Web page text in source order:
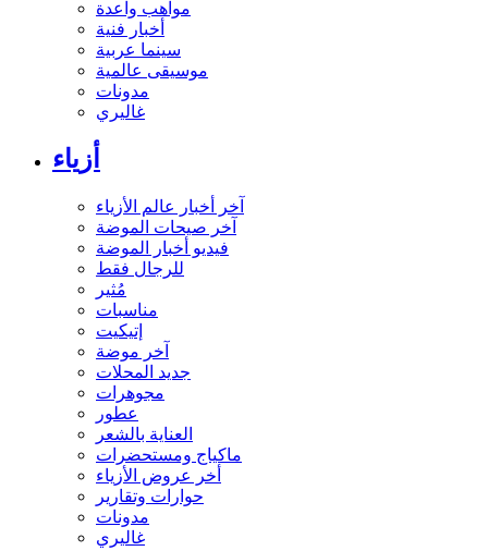
مواهب واعدة
أخبار فنية
سينما عربية
موسيقى عالمية
مدونات
غاليري
أزياء
آخر أخبار عالم الأزياء
آخر صيحات الموضة
فيديو أخبار الموضة
للرجال فقط
مُثير
مناسبات
إتيكيت
آخر موضة
جديد المحلات
مجوهرات
عطور
العناية بالشعر
ماكياج ومستحضرات
أخر عروض الأزياء
حوارات وتقارير
مدونات
غاليري